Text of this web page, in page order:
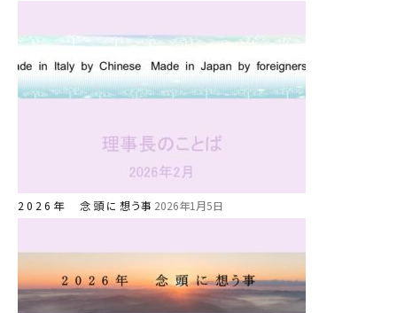
2 0 2 6 年 念 頭 に 想う事 2026年1月5日
年間⾏事
預かり保育［ヒラソル ]
美⽊多チコス
美⽊多チコスについて
美⽊多チコスブログ
未就園児クラス
0歳親子登園［マカロンクラス ]